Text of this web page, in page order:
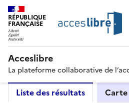
RÉPUBLIQUE
FRANÇAISE
Acceslibre
La plateforme collaborative de
Liste des résultats Carte